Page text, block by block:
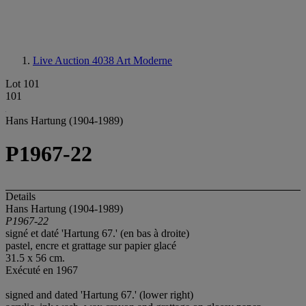
Live Auction 4038 Art Moderne
Lot 101
101
Hans Hartung (1904-1989)
P1967-22
Details
Hans Hartung (1904-1989)
P1967-22
signé et daté 'Hartung 67.' (en bas à droite)
pastel, encre et grattage sur papier glacé
31.5 x 56 cm.
Exécuté en 1967
signed and dated 'Hartung 67.' (lower right)